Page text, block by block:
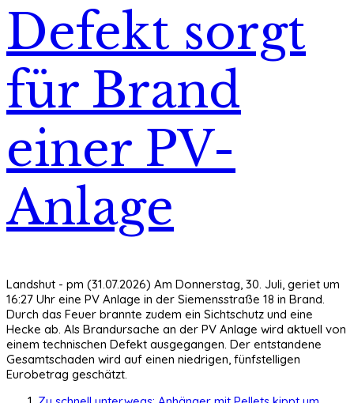
Defekt sorgt
für Brand
einer PV-
Anlage
Landshut - pm (31.07.2026) Am Donnerstag, 30. Juli, geriet um
16:27 Uhr eine PV Anlage in der Siemensstraße 18 in Brand.
Durch das Feuer brannte zudem ein Sichtschutz und eine
Hecke ab. Als Brandursache an der PV Anlage wird aktuell von
einem technischen Defekt ausgegangen. Der entstandene
Gesamtschaden wird auf einen niedrigen, fünfstelligen
Eurobetrag geschätzt.